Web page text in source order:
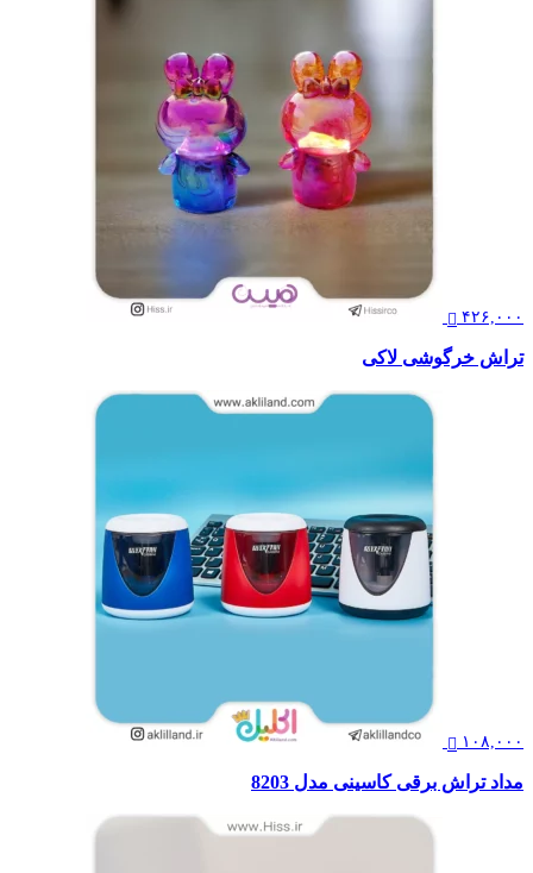
۴۲۶,۰۰۰
تراش خرگوشی لاکی
۱۰۸,۰۰۰
مداد تراش برقی کاسینی مدل 8203